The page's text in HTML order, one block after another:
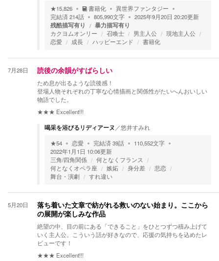
★15,826 書籍化
異世界ファンタジー
完結済214話 805,990文字 2025年9月20日 20:20更新
残酷描写有り 暴力描写有り
カクヨムオンリー 召喚士 男主人公
現地主人公
恋愛
成長 ハッピーエンド 書籍化
7月28日 読後の余韻がすばらしい
ため息が出るような読後感！
登場人物それぞれの丁寧な心情描画と関係性がたいへんおいしい
物語でした。
★★★ Excellent!!!
喝采を浴びるリディアーヌ ／悠井すみれ
★54 恋愛 完結済39話 110,552文字
2022年1月1日 10:06更新
三角/四角関係
何となくフランス
何となくオペラ座
嫉妬 身分差
悲恋
舞台・演劇
すれ違い
5月20日
落ち着いた文章で紡がれる救いのない始まり。ここから
の展開が楽しみな作品
絶望の中、目の前にある「できること」をひとつずつ積み上げて
いく主人公。こういう話が好きなので、応援の気持ちを込めたレ
ビューです！
★★★ Excellent!!!